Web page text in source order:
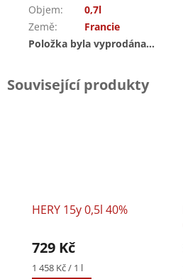
Objem:
0,7l
Země:
Francie
Položka byla vyprodána…
Související produkty
HERY 15y 0,5l 40%
729 Kč
Měrná
1 458 Kč / 1 l